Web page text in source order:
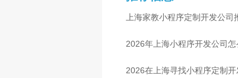
上海家教小程序定制开发公
2026年上海小程序开发公司
2026在上海寻找小程序定制